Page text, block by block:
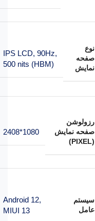
نوع
صفحه
نمایش
IPS LCD, 90Hz,
500 nits (HBM)
رزولوشن
صفحه نمایش
(PIXEL)
1080*2408
سیستم
عامل
Android 12,
MIUI 13